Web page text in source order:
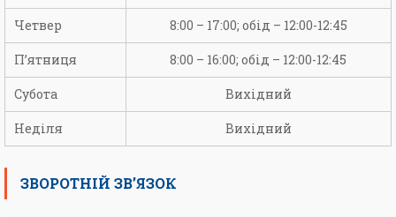
Четвер 8:00 – 17:00; обід – 12:00-12:45
П’ятниця 8:00 – 16:00; обід – 12:00-12:45
Субота Вихідний
Неділя Вихідний
ЗВОРОТНІЙ ЗВ’ЯЗОК